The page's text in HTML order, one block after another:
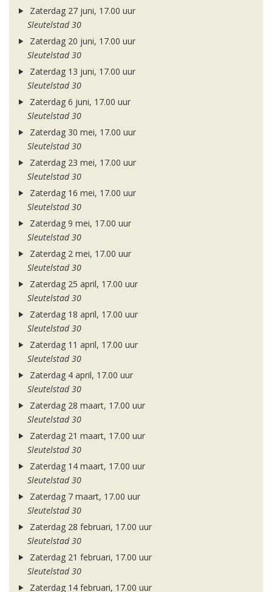
Zaterdag 27 juni, 17.00 uur
Sleutelstad 30
Zaterdag 20 juni, 17.00 uur
Sleutelstad 30
Zaterdag 13 juni, 17.00 uur
Sleutelstad 30
Zaterdag 6 juni, 17.00 uur
Sleutelstad 30
Zaterdag 30 mei, 17.00 uur
Sleutelstad 30
Zaterdag 23 mei, 17.00 uur
Sleutelstad 30
Zaterdag 16 mei, 17.00 uur
Sleutelstad 30
Zaterdag 9 mei, 17.00 uur
Sleutelstad 30
Zaterdag 2 mei, 17.00 uur
Sleutelstad 30
Zaterdag 25 april, 17.00 uur
Sleutelstad 30
Zaterdag 18 april, 17.00 uur
Sleutelstad 30
Zaterdag 11 april, 17.00 uur
Sleutelstad 30
Zaterdag 4 april, 17.00 uur
Sleutelstad 30
Zaterdag 28 maart, 17.00 uur
Sleutelstad 30
Zaterdag 21 maart, 17.00 uur
Sleutelstad 30
Zaterdag 14 maart, 17.00 uur
Sleutelstad 30
Zaterdag 7 maart, 17.00 uur
Sleutelstad 30
Zaterdag 28 februari, 17.00 uur
Sleutelstad 30
Zaterdag 21 februari, 17.00 uur
Sleutelstad 30
Zaterdag 14 februari, 17.00 uur